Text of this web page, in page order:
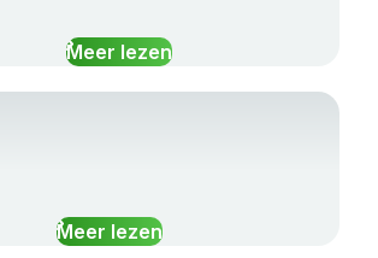
Meer lezen
Meer lezen